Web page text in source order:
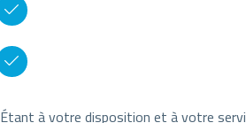
Étant à votre disposition et à votre